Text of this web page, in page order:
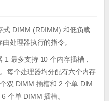
式 DIMM (RDIMM) 和低负载
处理器执行的指令。
1 最多支持 10 个内存插槽，
每个处理器均分配有六个内存
双 DIMM 插槽和 2 个单 DIM
个单 DIMM 插槽。